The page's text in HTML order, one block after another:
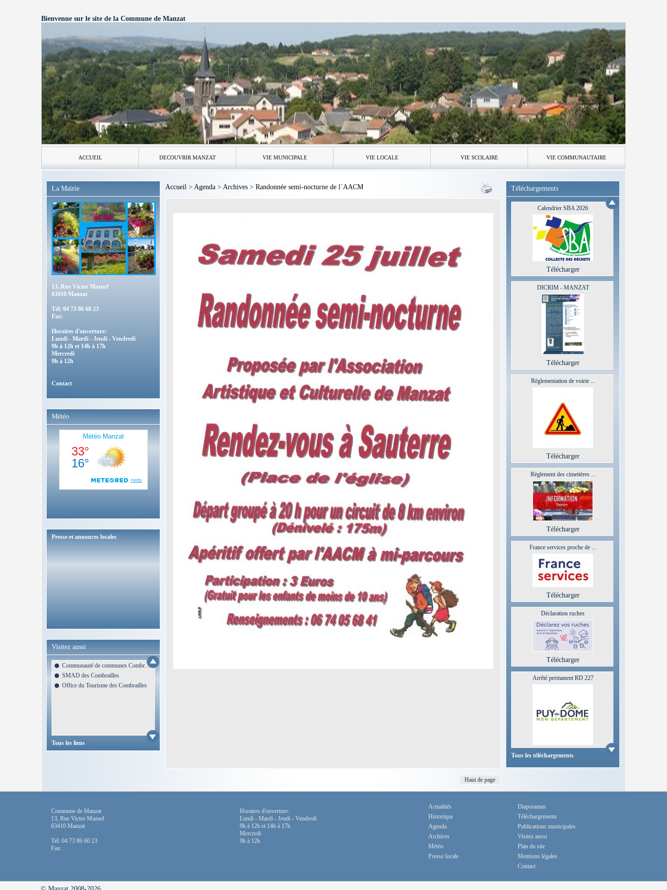
Bienvenue sur le site de la Commune de Manzat
ACCUEIL DECOUVRIR MANZAT VIE MUNICIPALE VIE LOCALE VIE SCOLAIRE VIE COMMUNAUTAIRE
La Mairie
13, Rue Victor Mazuel
63410 Manzat
Tél: 04 73 86 60 23
Fax:
Horaires d'ouverture:
Lundi - Mardi - Jeudi - Vendredi
9h à 12h et 14h à 17h
Mercredi
9h à 12h
Contact
Météo
Presse et annonces locales
Visitez aussi
Communauté de communes Combrailles Sioule et Morge
SMAD des Combrailles
Office du Tourisme des Combrailles
Tous les liens
Accueil > Agenda > Archives > Randonnée semi-nocturne de l´AACM
Haut de page
Téléchargements
Calendrier SBA 2026
Télécharger
DICRIM - MANZAT
Télécharger
Règlementation de voirie ...
Télécharger
Règlement des cimetières ...
Télécharger
France services proche de ...
Télécharger
Déclaration ruches
Télécharger
Arrêté permanent RD 227
Télécharger
Tous les téléchargements
Commune de Manzat
13, Rue Victor Mazuel
63410 Manzat
Tél: 04 73 86 60 23
Fax:
Horaires d'ouverture:
Lundi - Mardi - Jeudi - Vendredi
9h à 12h et 14h à 17h
Mercredi
9h à 12h
Actualités
Historique
Agenda
Archives
Météo
Presse locale
Diaporamas
Téléchargements
Publications municipales
Visitez aussi
Plan du site
Mentions légales
Contact